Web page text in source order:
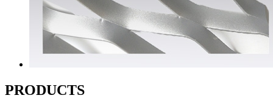
PRODUCTS